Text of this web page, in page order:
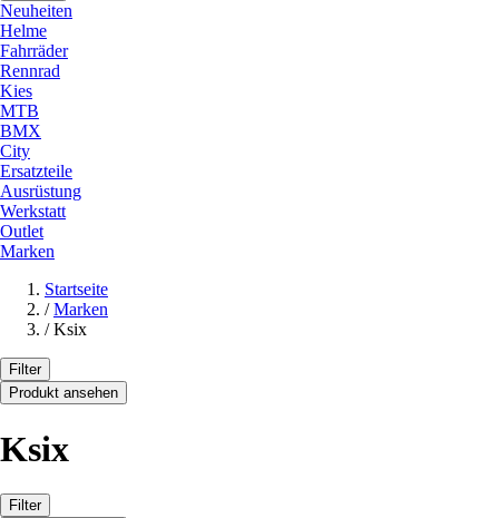
Neuheiten
Helme
Fahrräder
Rennrad
Kies
MTB
BMX
City
Ersatzteile
Ausrüstung
Werkstatt
Outlet
Marken
Startseite
/ Marken
/ Ksix
Filter
Produkt ansehen
Ksix
Filter